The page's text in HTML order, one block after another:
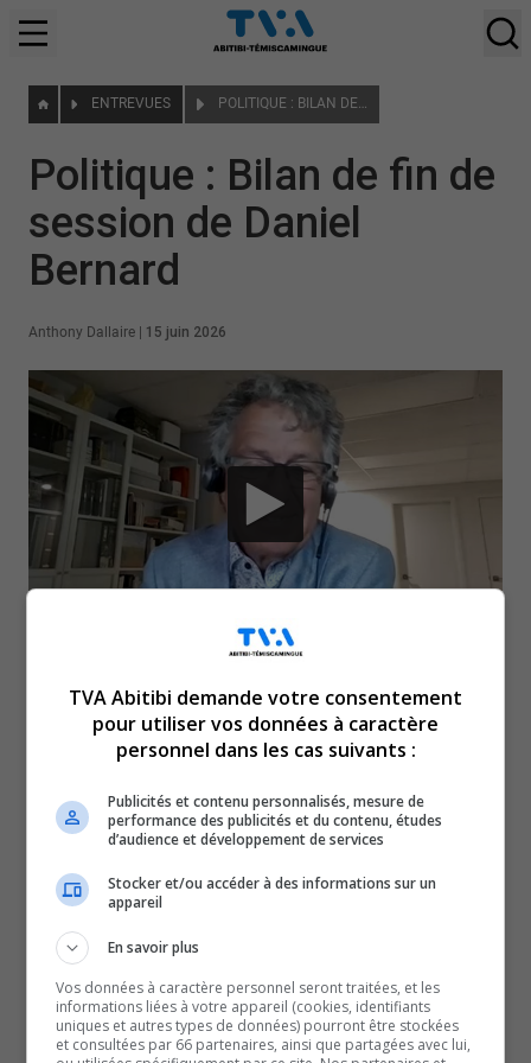
ENTREVUES POLITIQUE : BILAN DE FIN DE SESSION DE DANIEL BERNARD
Politique : Bilan de fin de
session de Daniel
Bernard
Anthony Dallaire 15 juin 2026
C’est bientôt la fin de la vie
politique du ministre
caquiste, Daniel Bernard.
Malgré quelques déceptions, le député de Rouyn-
Noranda-Témiscamingue trace un bilan plutôt positif de
son passage au sein du gouvernement.
Pour en parler, notre journaliste Anthony Dallaire s’est
entretenu avec ce dernier.
TVA Abitibi demande votre consentement
pour utiliser vos données à caractère
personnel dans les cas suivants :
Publicités et contenu personnalisés, mesure de
performance des publicités et du contenu, études
d’audience et développement de services
Stocker et/ou accéder à des informations sur un
appareil
En savoir plus
Vos données à caractère personnel seront traitées, et les
informations liées à votre appareil (cookies, identifiants
uniques et autres types de données) pourront être stockées
et consultées par 66 partenaires, ainsi que partagées avec lui,